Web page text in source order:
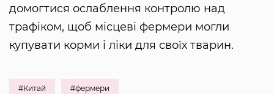
домогтися ослаблення контролю над
трафіком, щоб місцеві фермери могли
купувати корми і ліки для своїх тварин.
#Китай #фермери